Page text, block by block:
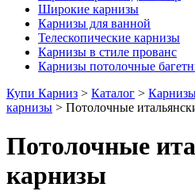
Широкие карнизы
Карнизы для ванной
Телескопические карнизы
Карнизы в стиле прованс
Карнизы потолочные
Купи Карниз > Каталог >
карнизы > Потолочные
Потолочные
карнизы